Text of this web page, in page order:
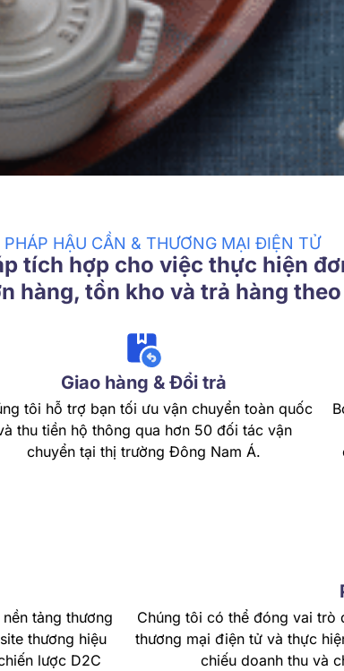
PHÁP HẬU CẦN & THƯƠNG MẠI ĐIỆN TỬ
tích hợp cho việc thực hiện
hàng, tồn kho và trả hàng
Giao hàng & Đổi trả
tôi hỗ trợ bạn tối ưu vận chuyển toàn quốc
thu tiền hộ thông qua hơn 50 đối tác vận
chuyển tại thị trường Đông Nam Á.
tảng thương
thương hiệu
lược D2C
Chúng tôi có thể đóng vai trò
thương mại điện tử và thực
chiếu doanh thu và